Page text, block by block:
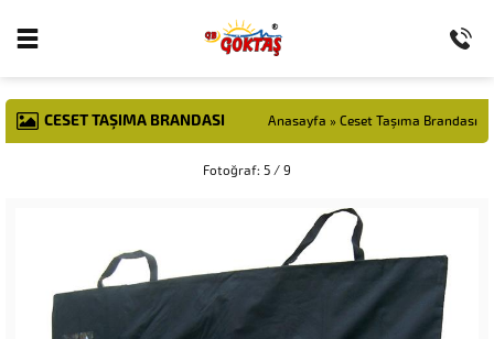
CESET TAŞIMA BRANDASI Anasayfa » Ceset Taşıma Brandası
Fotoğraf: 5 / 9